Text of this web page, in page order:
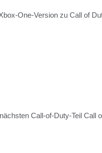
One-Version zu Call of
Call-of-Duty-Teil Call